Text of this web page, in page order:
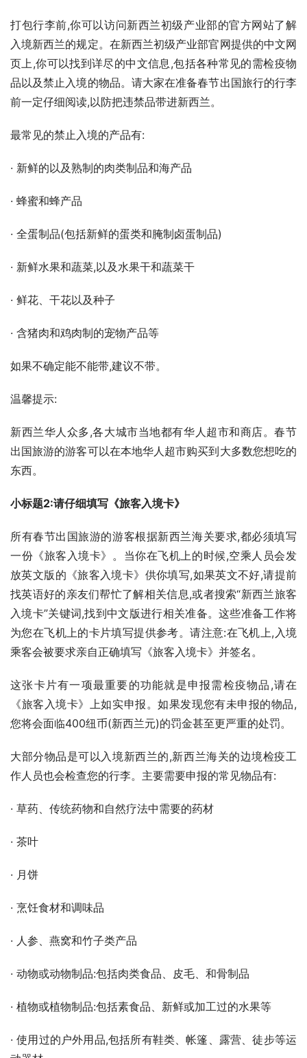
打包行李前,你可以访问新西兰初级产业部的官方网站了解
入境新西兰的规定。在新西兰初级产业部官网提供的中文网
页上,你可以找到详尽的中文信息,包括各种常见的需检疫物
品以及禁止入境的物品。请大家在准备春节出国旅行的行李
前一定仔细阅读,以防把违禁品带进新西兰。
最常见的禁止入境的产品有:
· 新鲜的以及熟制的肉类制品和海产品
· 蜂蜜和蜂产品
· 全蛋制品(包括新鲜的蛋类和腌制卤蛋制品)
· 新鲜水果和蔬菜,以及水果干和蔬菜干
· 鲜花、干花以及种子
· 含猪肉和鸡肉制的宠物产品等
如果不确定能不能带,建议不带。
温馨提示:
新西兰华人众多,各大城市当地都有华人超市和商店。春节
出国旅游的游客可以在本地华人超市购买到大多数您想吃的
东西。
小标题2:请仔细填写《旅客入境卡》
所有春节出国旅游的游客根据新西兰海关要求,都必须填写
一份《旅客入境卡》。当你在飞机上的时候,空乘人员会发
放英文版的《旅客入境卡》供你填写,如果英文不好,请提前
找英语好的亲友们帮忙了解相关信息,或者搜索“新西兰旅客
入境卡”关键词,找到中文版进行相关准备。这些准备工作将
为您在飞机上的卡片填写提供参考。请注意:在飞机上,入境
乘客会被要求亲自正确填写《旅客入境卡》并签名。
这张卡片有一项最重要的功能就是申报需检疫物品,请在
《旅客入境卡》上如实申报。如果发现您有未申报的物品,
您将会面临400纽币(新西兰元)的罚金甚至更严重的处罚。
大部分物品是可以入境新西兰的,新西兰海关的边境检疫工
作人员也会检查您的行李。主要需要申报的常见物品有:
· 草药、传统药物和自然疗法中需要的药材
· 茶叶
· 月饼
· 烹饪食材和调味品
· 人参、燕窝和竹子类产品
· 动物或动物制品:包括肉类食品、皮毛、和骨制品
· 植物或植物制品:包括素食品、新鲜或加工过的水果等
· 使用过的户外用品,包括所有鞋类、帐篷、露营、徒步等运